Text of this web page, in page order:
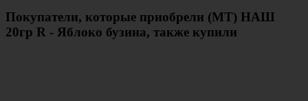
Покупатели, которые приобрели (МТ) НАШ
20гр R - Яблоко бузина, также купили